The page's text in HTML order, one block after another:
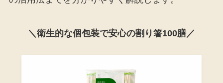
＼衛生的な個包装で安心の割り箸100膳／